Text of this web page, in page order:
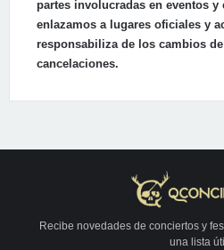
partes involucradas en eventos
enlazamos a lugares oficiales y
responsabiliza de los cambios
cancelaciones.
Recibe novedades de conciertos y
una lista